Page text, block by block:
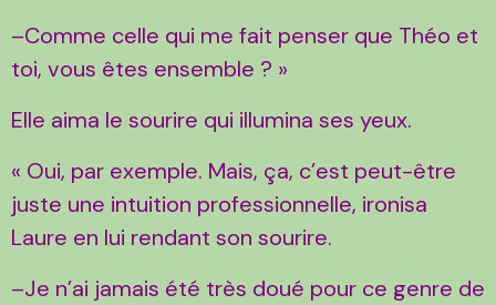
–Comme celle qui me fait penser que Théo et
toi, vous êtes ensemble ? »
Elle aima le sourire qui illumina ses yeux.
« Oui, par exemple. Mais, ça, c’est peut-être
juste une intuition professionnelle, ironisa
Laure en lui rendant son sourire.
–Je n’ai jamais été très doué pour ce genre de